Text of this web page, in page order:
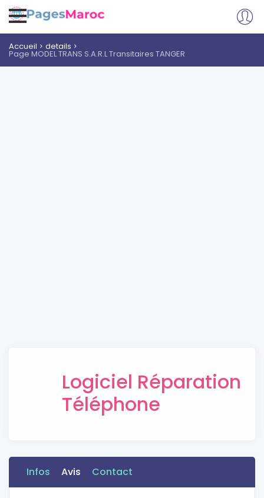
Accueil details
Page MODEL TRANS S.A.R.L Transitaires TANGER
Logiciel Réparation
Téléphone
Infos Avis Contact